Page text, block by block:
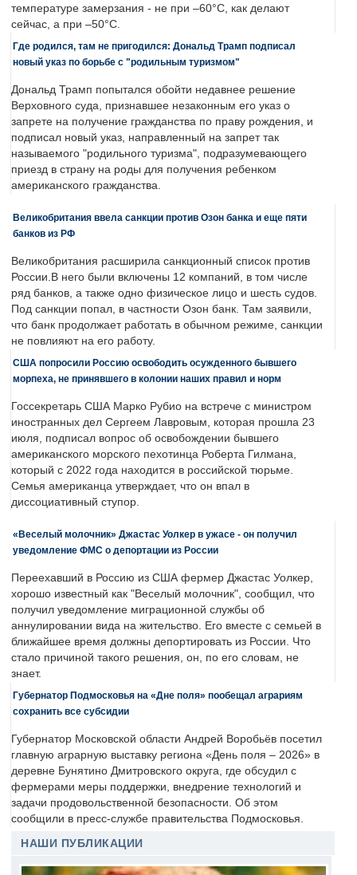
температуре замерзания - не при –60°C, как делают
сейчас, а при –50°C.
Где родился, там не пригодился: Дональд Трамп подписал
новый указ по борьбе с "родильным туризмом"
Дональд Трамп попытался обойти недавнее решение
Верховного суда, признавшее незаконным его указ о
запрете на получение гражданства по праву рождения, и
подписал новый указ, направленный на запрет так
называемого "родильного туризма", подразумевающего
приезд в страну на роды для получения ребенком
американского гражданства.
Великобритания ввела санкции против Озон банка и еще пяти
банков из РФ
Великобритания расширила санкционный список против
России.В него были включены 12 компаний, в том числе
ряд банков, а также одно физическое лицо и шесть судов.
Под санкции попал, в частности Озон банк. Там заявили,
что банк продолжает работать в обычном режиме, санкции
не повлияют на его работу.
США попросили Россию освободить осужденного бывшего
морпеха, не принявшего в колонии наших правил и норм
Госсекретарь США Марко Рубио на встрече с министром
иностранных дел Сергеем Лавровым, которая прошла 23
июля, подписал вопрос об освобождении бывшего
американского морского пехотинца Роберта Гилмана,
который с 2022 года находится в российской тюрьме.
Семья американца утверждает, что он впал в
диссоциативный ступор.
«Веселый молочник» Джастас Уолкер в ужасе - он получил
уведомление ФМС о депортации из России
Переехавший в Россию из США фермер Джастас Уолкер,
хорошо известный как "Веселый молочник", сообщил, что
получил уведомление миграционной службы об
аннулировании вида на жительство. Его вместе с семьей в
ближайшее время должны депортировать из России. Что
стало причиной такого решения, он, по его словам, не
знает.
Губернатор Подмосковья на «Дне поля» пообещал аграриям
сохранить все субсидии
Губернатор Московской области Андрей Воробьёв посетил
главную аграрную выставку региона «День поля – 2026» в
деревне Бунятино Дмитровского округа, где обсудил с
фермерами меры поддержки, внедрение технологий и
задачи продовольственной безопасности. Об этом
сообщили в пресс-службе правительства Подмосковья.
НАШИ ПУБЛИКАЦИИ